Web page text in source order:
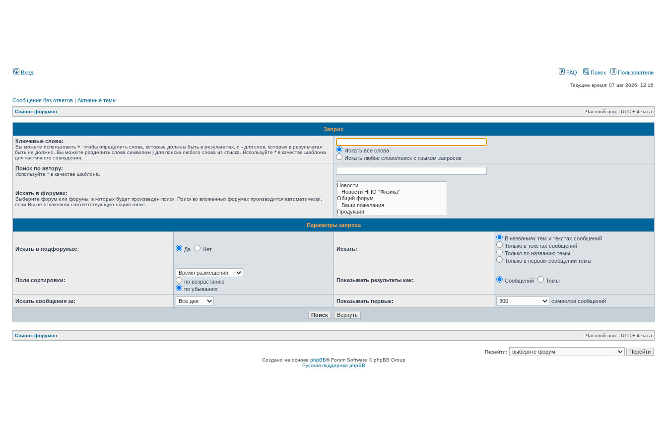
Вход FAQ Поиск Пользователи
Текущее время: 07 авг 2026, 12:16
Сообщения без ответов | Активные темы
Список форумов Часовой пояс: UTC + 4 часа
Запрос
Ключевые слова:
Вы можете использовать + , чтобы определить слова, которые должны быть в результатах, и - для слов, которых в результатах
быть не должно. Вы можете разделить слова символом | для поиска любого слова из списка. Используйте * в качестве шаблона
для частичного совпадения.
Искать все слова
Искать любое слово/поиск с языком запросов
Поиск по автору:
Используйте * в качестве шаблона.
Искать в форумах:
Выберите форум или форумы, в которых будет произведен поиск. Поиск во вложенных форумах производится автоматически,
если Вы не отключили соответствующую опцию ниже.
Параметры запроса
Искать в подфорумах: Да Нет Искать:
В названиях тем и текстах сообщений
Только в текстах сообщений
Только по названию темы
Только в первом сообщении темы
Поле сортировки:
по возрастанию
по убыванию
Показывать результаты как: Сообщений Темы
Искать сообщения за: Показывать первые: символов сообщений
Список форумов Часовой пояс: UTC + 4 часа
Перейти:
Создано на основе phpBB® Forum Software © phpBB Group
Русская поддержка phpBB